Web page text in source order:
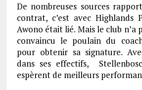
De nombreuses sources
contrat, c’est avec
Awono était lié. Mais le club n’a
convaincu le poulain du
pour obtenir sa signature.
dans ses effectifs,
espèrent de meilleurs